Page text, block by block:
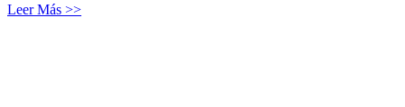
Leer Más >>